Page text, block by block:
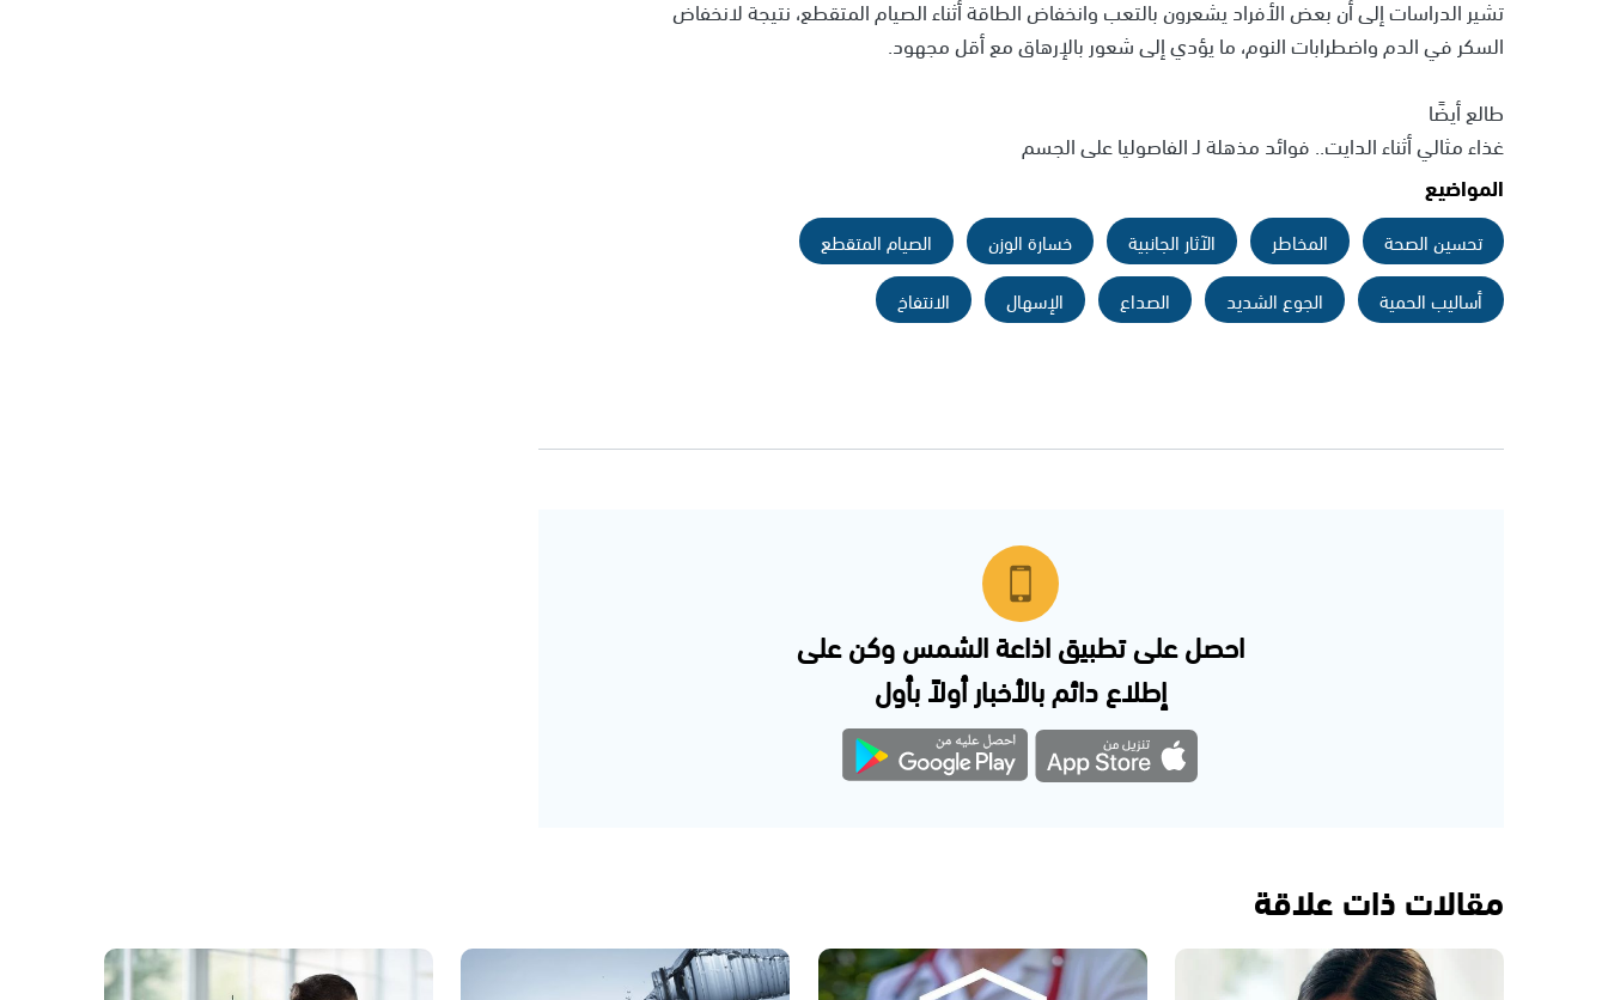
تشير الدراسات إلى أن بعض الأفراد يشعرون بالتعب وانخفاض الطاقة أثناء الصيام المتقطع، نتيجة لانخفاض
السكر في الدم واضطرابات النوم، ما يؤدي إلى شعور بالإرهاق مع أقل مجهود.
طالع أيضًا
غذاء مثالي أثناء الدايت.. فوائد مذهلة لـ الفاصوليا على الجسم
المواضيع
تحسين الصحة المخاطر الآثار الجانبية خسارة الوزن
الصيام المتقطع
أساليب الحمية
الجوع الشديد الصداع الإسهال الانتفاخ
احصل على تطبيق اذاعة الشمس وكن على
إطلاع دائم بالأخبار أولاً بأول
مقالات ذات علاقة